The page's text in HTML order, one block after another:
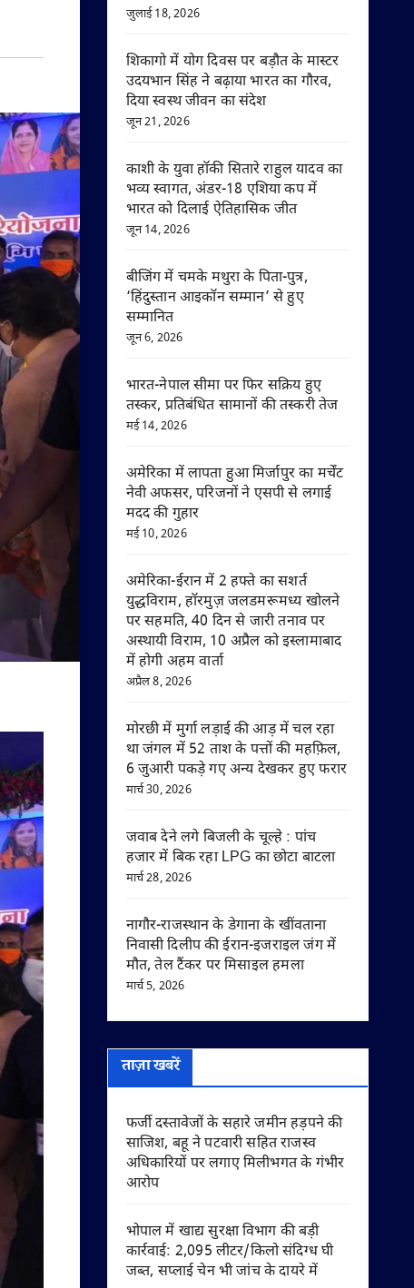
जुलाई 18, 2026
शिकागो में योग दिवस पर बड़ौत के मास्टर
उदयभान सिंह ने बढ़ाया भारत का गौरव,
दिया स्वस्थ जीवन का संदेश
जून 21, 2026
काशी के युवा हॉकी सितारे राहुल यादव का
भव्य स्वागत, अंडर-18 एशिया कप में
भारत को दिलाई ऐतिहासिक जीत
जून 14, 2026
बीजिंग में चमके मथुरा के पिता-पुत्र,
‘हिंदुस्तान आइकॉन सम्मान’ से हुए
सम्मानित
जून 6, 2026
भारत-नेपाल सीमा पर फिर सक्रिय हुए
तस्कर, प्रतिबंधित सामानों की तस्करी तेज
मई 14, 2026
अमेरिका में लापता हुआ मिर्जापुर का मर्चेंट
नेवी अफसर, परिजनों ने एसपी से लगाई
मदद की गुहार
मई 10, 2026
अमेरिका-ईरान में 2 हफ्ते का सशर्त
युद्धविराम, हॉरमुज़ जलडमरूमध्य खोलने
पर सहमति, 40 दिन से जारी तनाव पर
अस्थायी विराम, 10 अप्रैल को इस्लामाबाद
में होगी अहम वार्ता
अप्रैल 8, 2026
मोरछी में मुर्गा लड़ाई की आड़ में चल रहा
था जंगल में 52 ताश के पत्तों की महफ़िल,
6 जुआरी पकड़े गए अन्य देखकर हुए फरार
मार्च 30, 2026
जवाब देने लगे बिजली के चूल्हे : पांच
हजार में बिक रहा LPG का छोटा बाटला
मार्च 28, 2026
नागौर-राजस्थान के डेगाना के खींवताना
निवासी दिलीप की ईरान-इजराइल जंग में
मौत, तेल टैंकर पर मिसाइल हमला
मार्च 5, 2026
ताज़ा खबरें
फर्जी दस्तावेजों के सहारे जमीन हड़पने की
साजिश, बहू ने पटवारी सहित राजस्व
अधिकारियों पर लगाए मिलीभगत के गंभीर
आरोप
भोपाल में खाद्य सुरक्षा विभाग की बड़ी
कार्रवाई: 2,095 लीटर/किलो संदिग्ध घी
जब्त, सप्लाई चेन भी जांच के दायरे में